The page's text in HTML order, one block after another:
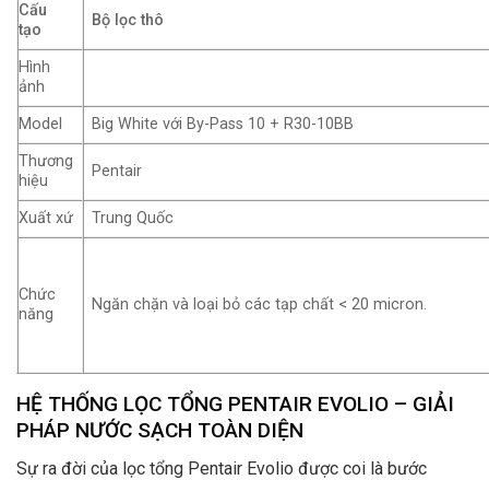
Cấu
tạo
Bộ lọc thô
Hình
ảnh
Model
Big White với By-Pass 10 + R30-10BB
Thương
hiệu
Pentair
Xuất xứ Trung Quốc
Chức
năng
Ngăn chặn và loại bỏ các tạp chất < 20 micron.
HỆ THỐNG LỌC TỔNG PENTAIR EVOLIO – GIẢI
PHÁP NƯỚC SẠCH TOÀN DIỆN
Sự ra đời của lọc tổng Pentair Evolio được coi là bước